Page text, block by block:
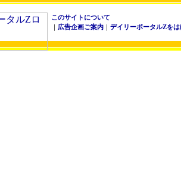
このサイトについて
｜ 広告企画ご案内 ｜ デイリーポータルZを